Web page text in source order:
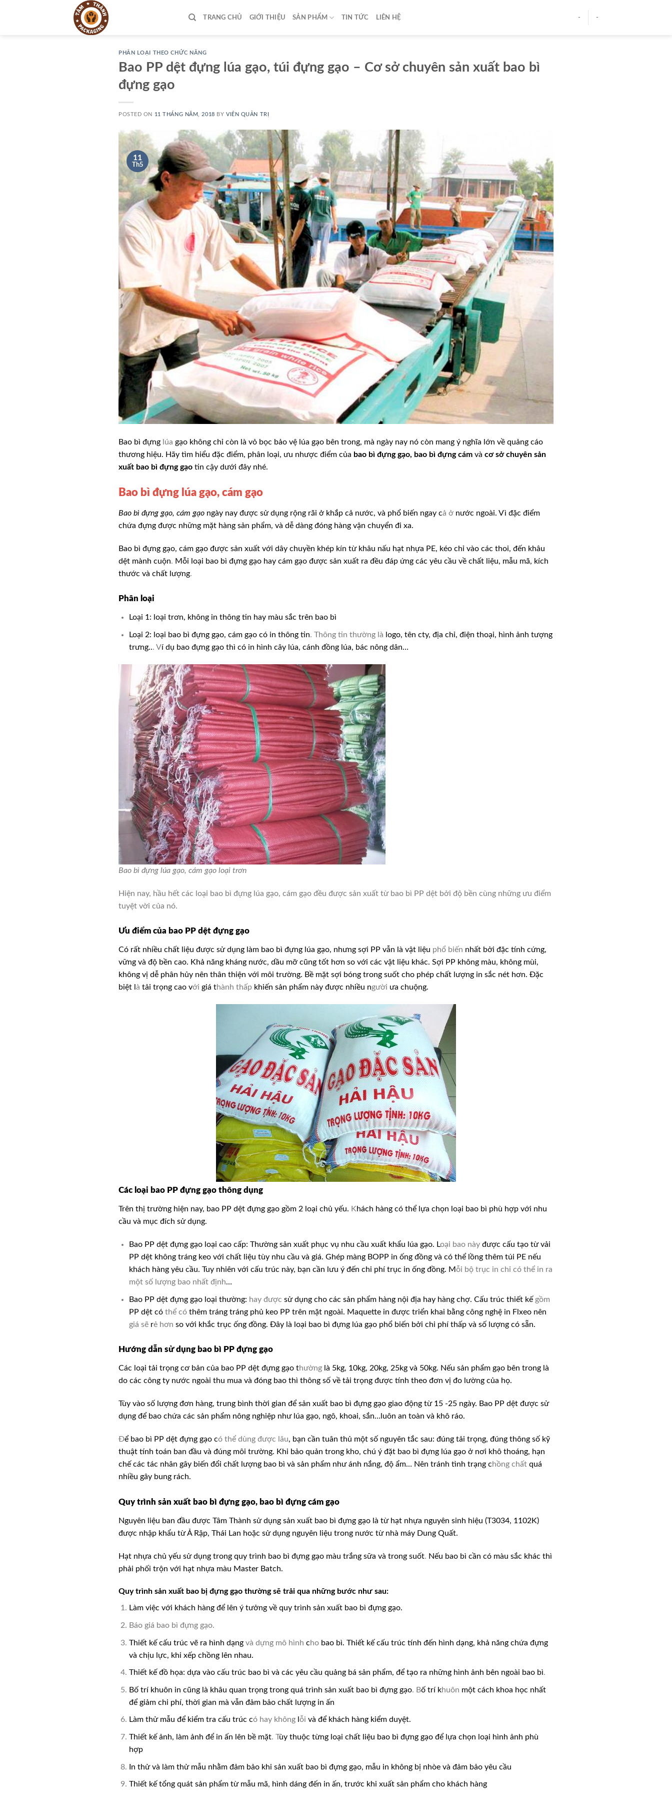
TRANG CHỦ GIỚI THIỆU SẢN PHẨM TIN TỨC LIÊN HỆ - -
PHÂN LOẠI THEO CHỨC NĂNG
Bao PP dệt đựng lúa gạo, túi đựng gạo – Cơ sở chuyên sản xuất bao bì
đựng gạo
POSTED ON 11 THÁNG NĂM, 2018 BY VIÊN QUẢN TRỊ
11
Th5
Bao bì đựng lúa gạo không chỉ còn là vỏ bọc bảo vệ lúa gạo bên trong, mà ngày nay nó còn mang ý nghĩa lớn về quảng cáo
thương hiệu. Hãy tìm hiểu đặc điểm, phân loại, ưu nhược điểm của bao bì đựng gạo, bao bì đựng cám và cơ sở chuyên sản
xuất bao bì đựng gạo tin cậy dưới đây nhé.
Bao bì đựng lúa gạo, cám gạo
Bao bì đựng gạo, cám gạo ngày nay được sử dụng rộng rãi ở khắp cả nước, và phổ biến ngay cả ở nước ngoài. Vì đặc điểm
chứa đựng được những mặt hàng sản phẩm, và dễ dàng đóng hàng vận chuyển đi xa.
Bao bì đựng gạo, cám gạo được sản xuất với dây chuyền khép kín từ khâu nấu hạt nhựa PE, kéo chỉ vào các thoi, đến khâu
dệt mành cuộn. Mỗi loại bao bì đựng gạo hay cám gạo được sản xuất ra đều đáp ứng các yêu cầu về chất liệu, mẫu mã, kích
thước và chất lượng.
Phân loại
Loại 1: loại trơn, không in thông tin hay màu sắc trên bao bì
Loại 2: loại bao bì đựng gạo, cám gạo có in thông tin. Thông tin thường là logo, tên cty, địa chỉ, điện thoại, hình ảnh tượng
trưng... Ví dụ bao đựng gạo thì có in hình cây lúa, cánh đồng lúa, bác nông dân…
Bao bì đựng lúa gạo, cám gạo loại trơn
Hiện nay, hầu hết các loại bao bì đựng lúa gạo, cám gạo đều được sản xuất từ bao bì PP dệt bởi độ bền cùng những ưu điểm
tuyệt vời của nó.
Ưu điểm của bao PP dệt đựng gạo
Có rất nhiều chất liệu được sử dụng làm bao bì đựng lúa gạo, nhưng sợi PP vẫn là vật liệu phổ biến nhất bởi đặc tính cứng,
vững và độ bền cao. Khả năng kháng nước, dầu mỡ cũng tốt hơn so với các vật liệu khác. Sợi PP không màu, không mùi,
không vị dễ phân hủy nên thân thiện với môi trường. Bề mặt sợi bóng trong suốt cho phép chất lượng in sắc nét hơn. Đặc
biệt l à tải trọng cao với giá thành thấp khiến sản phẩm này được nhiều người ưa chuộng.
Các loại bao PP đựng gạo thông dụng
Trên thị trường hiện nay, bao PP dệt đựng gạo gồm 2 loại chủ yếu. Khách hàng có thể lựa chọn loại bao bì phù hợp với nhu
cầu và mục đích sử dụng.
Bao PP dệt đựng gạo loại cao cấp: Thường sản xuất phục vụ nhu cầu xuất khẩu lúa gạo. Loại bao nàyđược cấu tạo từ vải
PP dệt không tráng keo với chất liệu tùy nhu cầu và giá. Ghép màng BOPP in ống đồng và có thể lồng thêm túi PE nếu
khách hàng yêu cầu. Tuy nhiên với cấu trúc này, bạn cần lưu ý đến chi phí trục in ống đồng. Mỗi bộ trục in chỉ có thể in ra
một số lượng bao nhất định…
Bao PP dệt đựng gạo loại thường: hay được sử dụng cho các sản phẩm hàng nội địa hay hàng chợ. Cấu trúc thiết kế gồm
PP dệt có thể cóthêm tráng tráng phủ keo PP trên mặt ngoài. Maquette in được triển khai bằng công nghệ in Flxeo nên
giá sẽrẻ hơn so với khắc trục ống đồng. Đây là loại bao bì đựng lúa gạo phổ biến bởi chi phí thấp và số lượng có sẵn.
Hướng dẫn sử dụng bao bì PP đựng gạo
Các loại tải trọng cơ bản của bao PP dệt đựng gạo thường là 5kg, 10kg, 20kg, 25kg và 50kg. Nếu sản phẩm gạo bên trong là
do các công ty nước ngoài thu mua và đóng bao thì thông số về tải trọng được tính theo đơn vị đo lường của họ.
Tùy vào số lượng đơn hàng, trung bình thời gian để sản xuất bao bì đựng gạo giao động từ 15 -25 ngày. Bao PP dệt được sử
dụng để bao chứa các sản phẩm nông nghiệp như lúa gạo, ngô, khoai, sắn…luôn an toàn và khô ráo.
Để bao bì PP dệt đựng gạo có thể dùng được lâu, bạn cần tuân thủ một số nguyên tắc sau: đúng tải trọng, đúng thông số kỹ
thuật tính toán ban đầu và đúng môi trường. Khi bảo quản trong kho, chú ý đặt bao bì đựng lúa gạo ở nơi khô thoáng, hạn
chế các tác nhân gây biến đổi chất lượng bao bì và sản phẩm như ánh nắng, độ ẩm… Nên tránh tình trạng chồng chất quá
nhiều gây bung rách.
Quy trình sản xuất bao bì đựng gạo, bao bì đựng cám gạo
Nguyên liệu ban đầu được Tâm Thành sử dụng sản xuất bao bì đựng gạo là từ hạt nhựa nguyên sinh hiệu (T3034, 1102K)
được nhập khẩu từ Ả Rập, Thái Lan hoặc sử dụng nguyên liệu trong nước từ nhà máy Dung Quất.
Hạt nhựa chủ yếu sử dụng trong quy trình bao bì đựng gạo màu trắng sữa và trong suốt. Nếu bao bì cần có màu sắc khác thì
phải phối trộn với hạt nhựa màu Master Batch.
Quy trình sản xuất bao bị đựng gạo thường sẽ trải qua những bước như sau:
Làm việc với khách hàng để lên ý tưởng về quy trình sản xuất bao bì đựng gạo.
Báo giá bao bì đựng gạo.
Thiết kế cấu trúc vẽ ra hình dạng và dựng mô hình chobao bì. Thiết kế cấu trúc tính đến hình dạng, khả năng chứa đựng
và chịu lực, khi xếp chồng lên nhau.
Thiết kế đồ họa: dựa vào cấu trúc bao bì và các yêu cầu quảng bá sản phẩm, để tạo ra những hình ảnh bên ngoài bao bì.
Bố trí khuôn in cũng là khâu quan trọng trong quá trình sản xuất bao bì đựng gạo. Bố trí khuôn một cách khoa học nhất
để giảm chi phí, thời gian mà vẫn đảm bảo chất lượng in ấn
Làm thử mẫu để kiểm tra cấu trúc có hay khôngl ỗi và để khách hàng kiểm duyệt.
Thiết kế ảnh, làm ảnh để in ấn lên bề mặt. Tùy thuộc từng loại chất liệu bao bì đựng gạo để lựa chọn loại hình ảnh phù
hợp
In thử và làm thử mẫu nhằm đảm bảo khi sản xuất bao bì đựng gạo, mẫu in không bị nhòe và đảm bảo yêu cầu
Thiết kế tổng quát sản phẩm từ mẫu mã, hình dáng đến in ấn, trước khi xuất sản phẩm cho khách hàng